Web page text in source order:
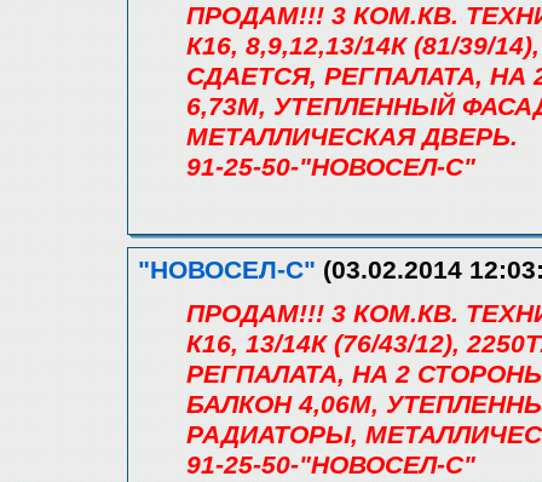
ПРОДАМ!!! 3 КОМ.КВ.
К16, 8,9,12,13/14К (81/39/
СДАЕТСЯ, РЕГПАЛАТА,
6,73М, УТЕПЛЕННЫЙ
МЕТАЛЛИЧЕСКАЯ ДВЕРЬ.
91-25-50-"НОВОСЕЛ-С"
"НОВОСЕЛ-С" (03.02.2014
ПРОДАМ!!! 3 КОМ.КВ.
К16, 13/14К (76/43/12),
РЕГПАЛАТА, НА 2
БАЛКОН 4,06М,
РАДИАТОРЫ,
91-25-50-"НОВОСЕЛ-С"